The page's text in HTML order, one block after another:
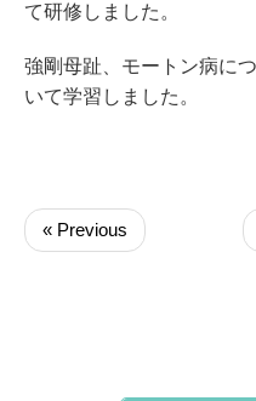
て研修しました。
強剛母趾、モートン病に
いて学習しました。
« Previous